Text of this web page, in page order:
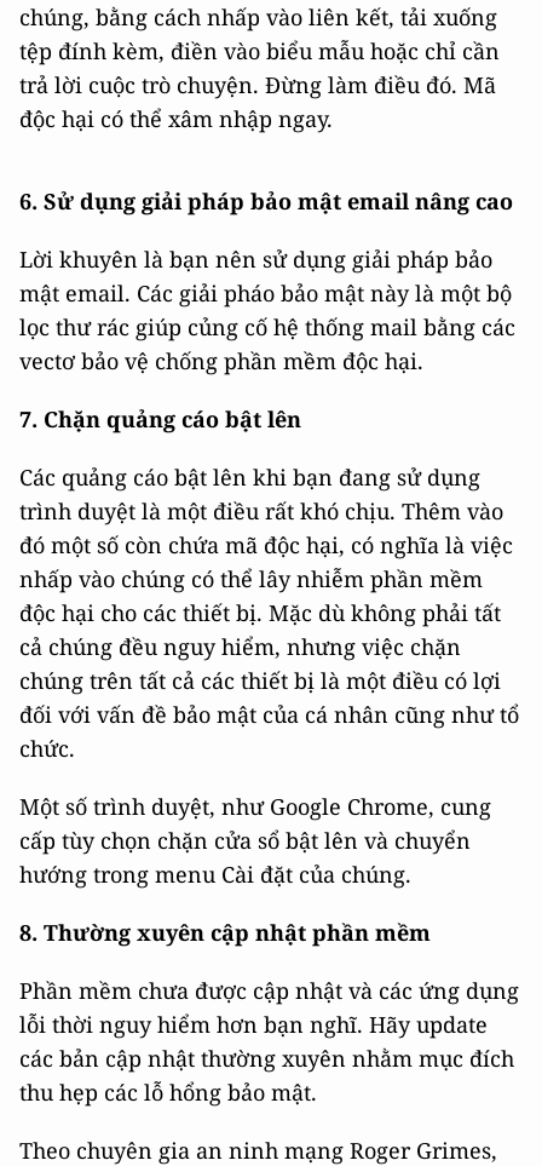
chúng, bằng cách nhấp vào liên kết, tải xuống
tệp đính kèm, điền vào biểu mẫu hoặc chỉ cần
trả lời cuộc trò chuyện. Đừng làm điều đó. Mã
độc hại có thể xâm nhập ngay.
6. Sử dụng giải pháp bảo mật email nâng cao
Lời khuyên là bạn nên sử dụng giải pháp bảo
mật email. Các giải pháo bảo mật này là một bộ
lọc thư rác giúp củng cố hệ thống mail bằng các
vectơ bảo vệ chống phần mềm độc hại.
7. Chặn quảng cáo bật lên
Các quảng cáo bật lên khi bạn đang sử dụng
trình duyệt là một điều rất khó chịu. Thêm vào
đó một số còn chứa mã độc hại, có nghĩa là việc
nhấp vào chúng có thể lây nhiễm phần mềm
độc hại cho các thiết bị. Mặc dù không phải tất
cả chúng đều nguy hiểm, nhưng việc chặn
chúng trên tất cả các thiết bị là một điều có lợi
đối với vấn đề bảo mật của cá nhân cũng như tổ
chức.
Một số trình duyệt, như Google Chrome, cung
cấp tùy chọn chặn cửa sổ bật lên và chuyển
hướng trong menu Cài đặt của chúng.
8. Thường xuyên cập nhật phần mềm
Phần mềm chưa được cập nhật và các ứng dụng
lỗi thời nguy hiểm hơn bạn nghĩ. Hãy update
các bản cập nhật thường xuyên nhằm mục đích
thu hẹp các lỗ hổng bảo mật.
Theo chuyên gia an ninh mạng Roger Grimes,